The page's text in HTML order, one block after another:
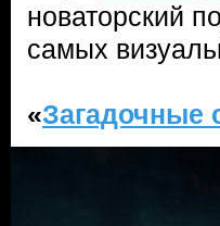
новаторский
самых
«Загадочные